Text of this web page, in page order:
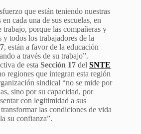
que están teniendo nuestras
cada una de sus escuelas, en
trabajo, porque las compañeras y
todos los trabajadores de la
, están a favor de la educación
a través de su trabajo”.
de esta Sección 17 del SNTE
regiones que integran esta región
sindical “no se mide por
sino por su capacidad, por
con legitimidad a sus
las condiciones de vida
su confianza”.